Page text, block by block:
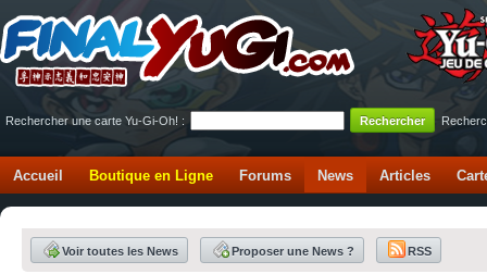
Rechercher une carte Yu-Gi-Oh! :
Accueil Boutique en Ligne Forums News Articles
Voir toutes les News Proposer une News ? RSS